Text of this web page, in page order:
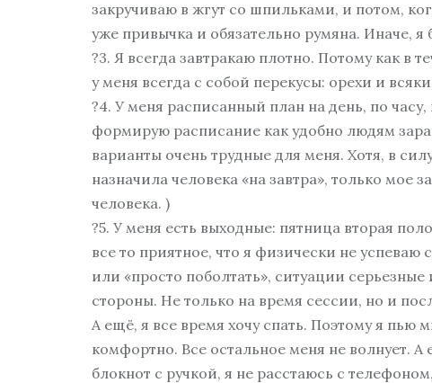
закручиваю в жгут со шпильками, и потом,
уже привычка и обязательно румяна. Иначе, я
?3. Я всегда завтракаю плотно. Потому как в
у меня всегда с собой перекусы: орехи и
?4. У меня расписанный план на день, по
формирую расписание как удобно людям
варианты очень трудные для меня. Хотя, в
назначила человека «на завтра», только мое
человека. )
?5. У меня есть выходные: пятница вторая
все то приятное, что я физически не успеваю
или «просто поболтать», ситуации
стороны. Не только на время сессии, но и
А ещё, я все время хочу спать. Поэтому я пью
комфортно. Все остальное меня не волнует.
блокнот с ручкой, я не расстаюсь с